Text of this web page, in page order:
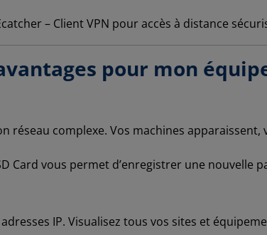
pour mon
réseau complexe. Vos machines apparaissent,
Card vous permet d’enregistrer une nouvelle
IP. Visualisez tous vos sites et